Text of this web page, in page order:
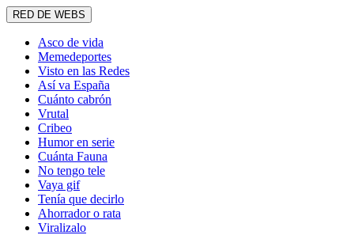
RED DE WEBS
Asco de vida
Memedeportes
Visto en las Redes
Así va España
Cuánto cabrón
Vrutal
Cribeo
Humor en serie
Cuánta Fauna
No tengo tele
Vaya gif
Tenía que decirlo
Ahorrador o rata
Viralizalo